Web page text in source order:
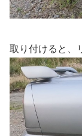
取り付けると、